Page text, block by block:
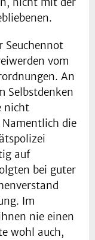
Seuchennot
vom
An
Selbstdenken
nicht
Namentlich die
auf
bei guter
Im
nie einen
wohl auch,